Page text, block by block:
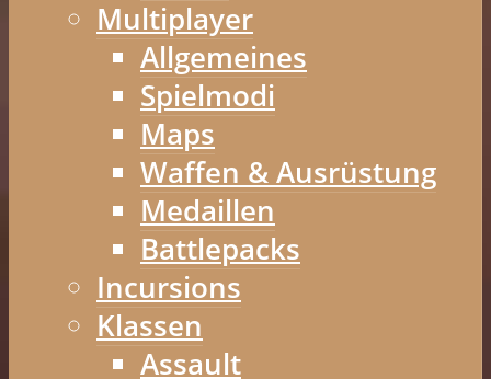
Multiplayer
Allgemeines
Spielmodi
Maps
Waffen & Ausrüstung
Medaillen
Battlepacks
Incursions
Klassen
Assault